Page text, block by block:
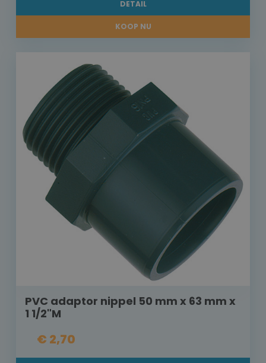
DETAIL
KOOP NU
PVC adaptor nippel 50 mm x 63 mm x
1 1/2"M
€ 2,70